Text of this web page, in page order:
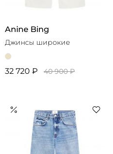
Anine Bing
Джинсы широкие
32 720 ₽ 40 900 ₽